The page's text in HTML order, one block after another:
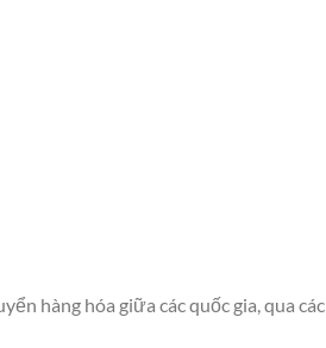
hàng hóa giữa các quốc gia, qua các